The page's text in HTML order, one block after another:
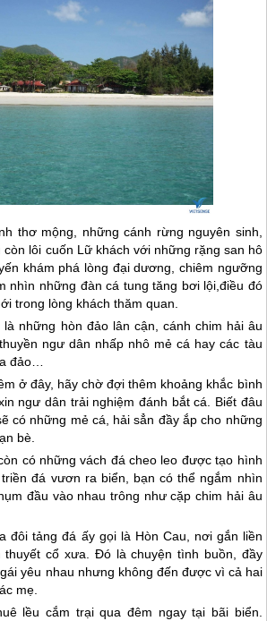
thơ mộng, những cánh rừng nguyên sinh,
lôi cuốn Lữ khách với những rặng san hô
khám phá lòng đại dương, chiêm ngưỡng
nhìn những đàn cá tung tăng bơi lội,điều đó
trong lòng khách thăm quan.
những hòn đảo lân cận, cánh chim hải âu
ngư dân nhấp nhô mẻ cá hay các tàu
đảo…
ở đây, hãy chờ đợi thêm khoảng khắc bình
ngư dân trải nghiệm đánh bắt cá. Biết đâu
có những mẻ cá, hải sẳn đầy ắp cho những
bè.
có những vách đá cheo leo được tạo hình
đá vươn ra biển, bạn có thể ngắm nhìn
đầu vào nhau trông như cặp chim hải âu
đôi tảng đá ấy gọi là Hòn Cau, nơi gắn liền
thuyết cổ xưa. Đó là chuyện tình buồn, đầy
yêu nhau nhưng không đến được vì cả hai
mẹ.
lều cắm trại qua đêm ngay tại bãi biển.